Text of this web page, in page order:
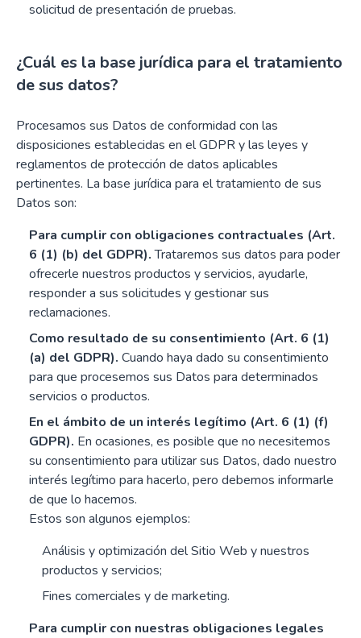
solicitud de presentación de pruebas.
¿Cuál es la base jurídica para el tratamiento
de sus datos?
Procesamos sus Datos de conformidad con las
disposiciones establecidas en el GDPR y las leyes y
reglamentos de protección de datos aplicables
pertinentes. La base jurídica para el tratamiento de sus
Datos son:
Para cumplir con obligaciones contractuales (Art.
6 (1) (b) del GDPR).Trataremos sus datos para poder
ofrecerle nuestros productos y servicios, ayudarle,
responder a sus solicitudes y gestionar sus
reclamaciones.
Como resultado de su consentimiento (Art. 6 (1)
(a) del GDPR). Cuando haya dado su consentimiento
para que procesemos sus Datos para determinados
servicios o productos.
En el ámbito de un interés legítimo (Art. 6 (1) (f)
GDPR). En ocasiones, es posible que no necesitemos
su consentimiento para utilizar sus Datos, dado nuestro
interés legítimo para hacerlo, pero debemos informarle
de que lo hacemos.
Estos son algunos ejemplos:
Análisis y optimización del Sitio Web y nuestros
productos y servicios;
Fines comerciales y de marketing.
Para cumplir con nuestras obligaciones legales